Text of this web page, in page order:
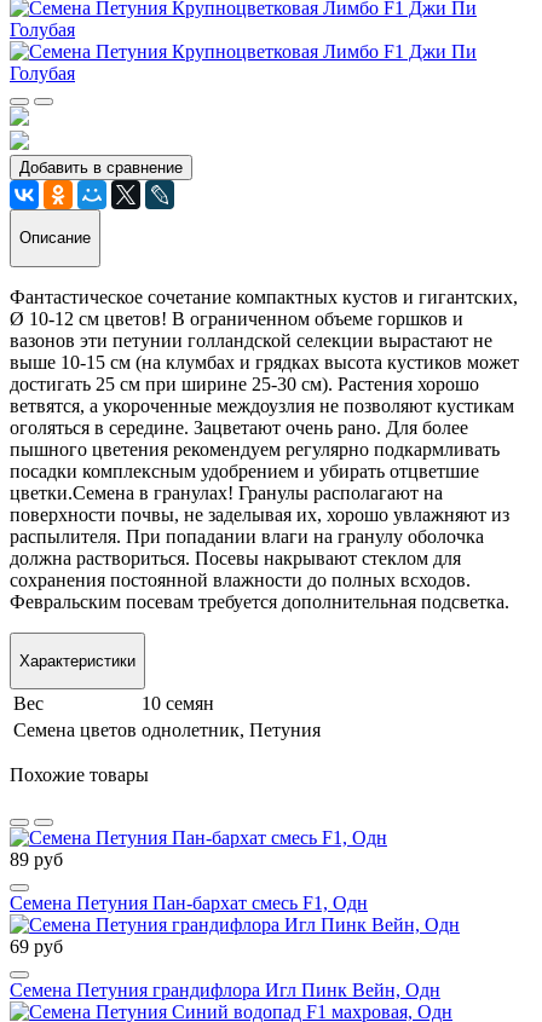
Добавить в сравнение
Описание
Фантастическое сочетание компактных кустов и гигантских,
Ø 10-12 см цветов! В ограниченном объеме горшков и
вазонов эти петунии голландской селекции вырастают не
выше 10-15 см (на клумбах и грядках высота кустиков может
достигать 25 см при ширине 25-30 см). Растения хорошо
ветвятся, а укороченные междоузлия не позволяют кустикам
оголяться в середине. Зацветают очень рано. Для более
пышного цветения рекомендуем регулярно подкармливать
посадки комплексным удобрением и убирать отцветшие
цветки.Семена в гранулах! Гранулы располагают на
поверхности почвы, не заделывая их, хорошо увлажняют из
распылителя. При попадании влаги на гранулу оболочка
должна раствориться. Посевы накрывают стеклом для
сохранения постоянной влажности до полных всходов.
Февральским посевам требуется дополнительная подсветка.
Характеристики
Вес
10 семян
Семена цветов однолетник, Петуния
Похожие товары
89 руб
Семена Петуния Пан-бархат смесь F1, Одн
69 руб
Семена Петуния грандифлора Игл Пинк Вейн, Одн